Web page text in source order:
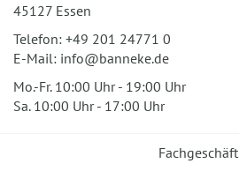
45127 Essen
Telefon: +49 201 24771 0
E-Mail: info@banneke.de
Mo.-Fr. 10:00 Uhr - 19:00 Uhr
Sa. 10:00 Uhr - 17:00 Uhr
Fachgeschäft